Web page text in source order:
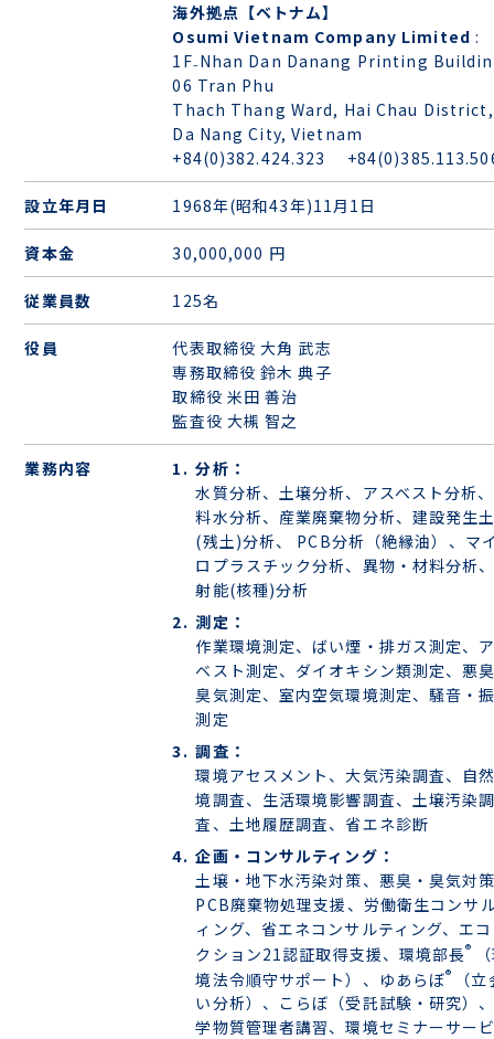
海外拠点【ベトナム】
Osumi Vietnam Company Limited :
1F₋Nhan Dan Danang Printing
06 Tran Phu
Thach Thang Ward, Hai Chau District,
Da Nang City, Vietnam
+84(0)382.424.323
設立年月日 1968年(昭和43年)11月1日
資本金 30,000,000 円
従業員数 125名
役員
代表取締役 大角 武志
専務取締役 鈴木 典子
取締役 米田 善治
監査役 大槻 智之
業務内容
分析：
水質分析、土壌分析、アスベスト分析
料水分析、産業廃棄物分析、建設発生
(残土)分析、 PCB分析（絶縁油）、マ
ロプラスチック分析、異物・材料分析
射能(核種)分析
測定：
作業環境測定、ばい煙・排ガス測定、
ベスト測定、ダイオキシン類測定、悪
臭気測定、室内空気環境測定、騒音・
測定
調査：
環境アセスメント、大気汚染調査、自
境調査、生活環境影響調査、土壌汚染
査、土地履歴調査、省エネ診断
企画・コンサルティング：
土壌・地下水汚染対策、悪臭・臭気対
PCB廃棄物処理支援、労働衛生コンサ
ィング、省エネコンサルティング、エ
クション21認証取得支援、環境部長®
境法令順守サポート）、ゆあらぼ®
（
い分析）、こらぼ（受託試験・研究）
学物質管理者講習、環境セミナーサー